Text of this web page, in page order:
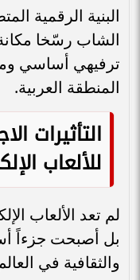
البنية الرقمية
الشاب رسّخا مكانة
ترفيهي أساسي
المنطقة العربية.
التأثيرات
للألعاب
لم تعد الألعاب
بل أصبحت جزءاً
والثقافية في